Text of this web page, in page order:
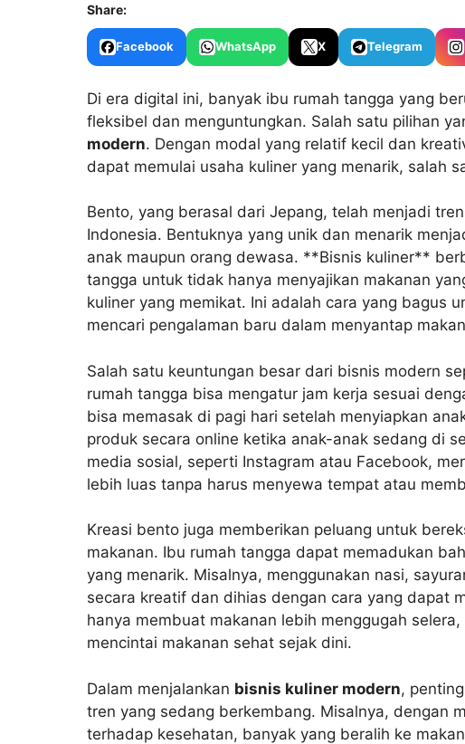
Share:
Facebook WhatsApp X Telegram
Di era digital ini, banyak ibu rumah tangga yang
fleksibel dan menguntungkan. Salah satu pilihan
modern. Dengan modal yang relatif kecil dan
dapat memulai usaha kuliner yang menarik, salah
Bento, yang berasal dari Jepang, telah menjadi
Indonesia. Bentuknya yang unik dan menarik
anak maupun orang dewasa. **Bisnis kuliner**
tangga untuk tidak hanya menyajikan makanan
kuliner yang memikat. Ini adalah cara yang bagus
mencari pengalaman baru dalam menyantap
Salah satu keuntungan besar dari bisnis modern
rumah tangga bisa mengatur jam kerja sesuai
bisa memasak di pagi hari setelah menyiapkan
produk secara online ketika anak-anak sedang di
media sosial, seperti Instagram atau Facebook,
lebih luas tanpa harus menyewa tempat atau
Kreasi bento juga memberikan peluang untuk
makanan. Ibu rumah tangga dapat memadukan
yang menarik. Misalnya, menggunakan nasi,
secara kreatif dan dihias dengan cara yang dapat
hanya membuat makanan lebih menggugah
mencintai makanan sehat sejak dini.
Dalam menjalankan bisnis kuliner modern,
tren yang sedang berkembang. Misalnya, dengan
terhadap kesehatan, banyak yang beralih ke